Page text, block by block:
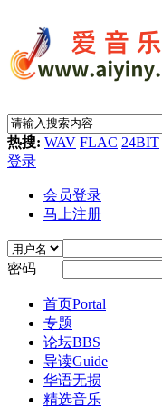
热搜: WAV FLAC 24BIT
登录
会员登录
马上注册
密码
首页Portal
专题
论坛BBS
导读Guide
华语无损
精选音乐